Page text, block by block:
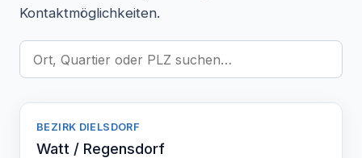
Kontaktmöglichkeiten.
BEZIRK DIELSDORF
Watt / Regensdorf